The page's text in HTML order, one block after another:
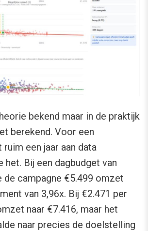
bekend maar in de praktijk
berekend. Voor een
een jaar aan data
het. Bij een dagbudget van
de campagne €5.499 omzet
van 3,96x. Bij €2.471 per
naar €7.416, maar het
naar precies de doelstelling